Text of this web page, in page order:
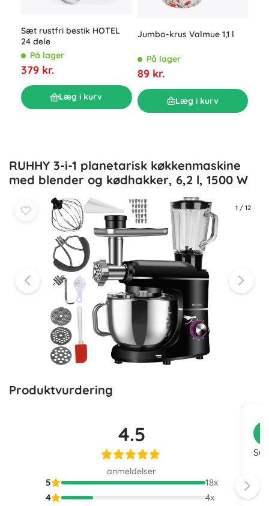
Sæt rustfri bestik HOTEL
24 dele
På lager
379 kr.
Læg i kurv
Jumbo-krus Valmue 1,1 l
På lager
89 kr.
Læg i kurv
RUHHY 3-i-1 planetarisk køkkenmaskine
med blender og kødhakker, 6,2 l, 1500 W
1 / 12
Produktvurdering
4.5
anmeldelser
5 18x
4
4x